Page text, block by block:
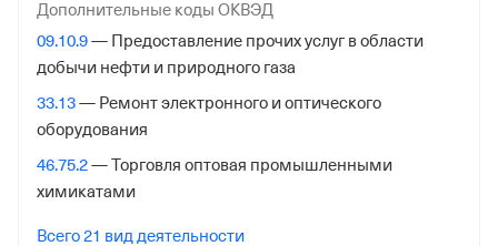
Налоговая
Межрайонная Инспекция Федеральной Налоговой
Службы № 46 по гор. Москве
Адрес налоговой
3, стр. 2
Дополнительные коды ОКВЭД
09.10.9— Предоставление прочих услуг в области
добычи нефти и природного газа
33.13— Ремонт электронного и оптического
оборудования
46.75.2— Торговля оптовая промышленными
химикатами
Всего 21 вид деятельности